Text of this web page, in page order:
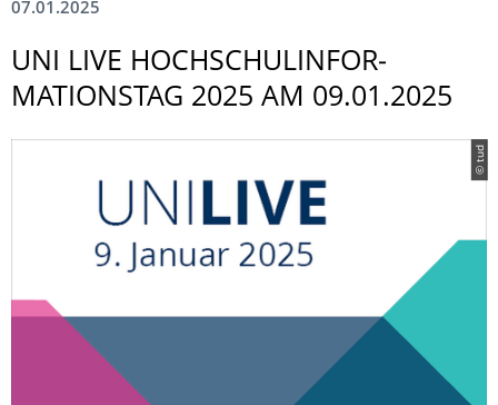
07.01.2025
UNI LIVE HOCHSCHULINFOR­
MATIONSTAG 2025 AM 09.01.2025
© tud